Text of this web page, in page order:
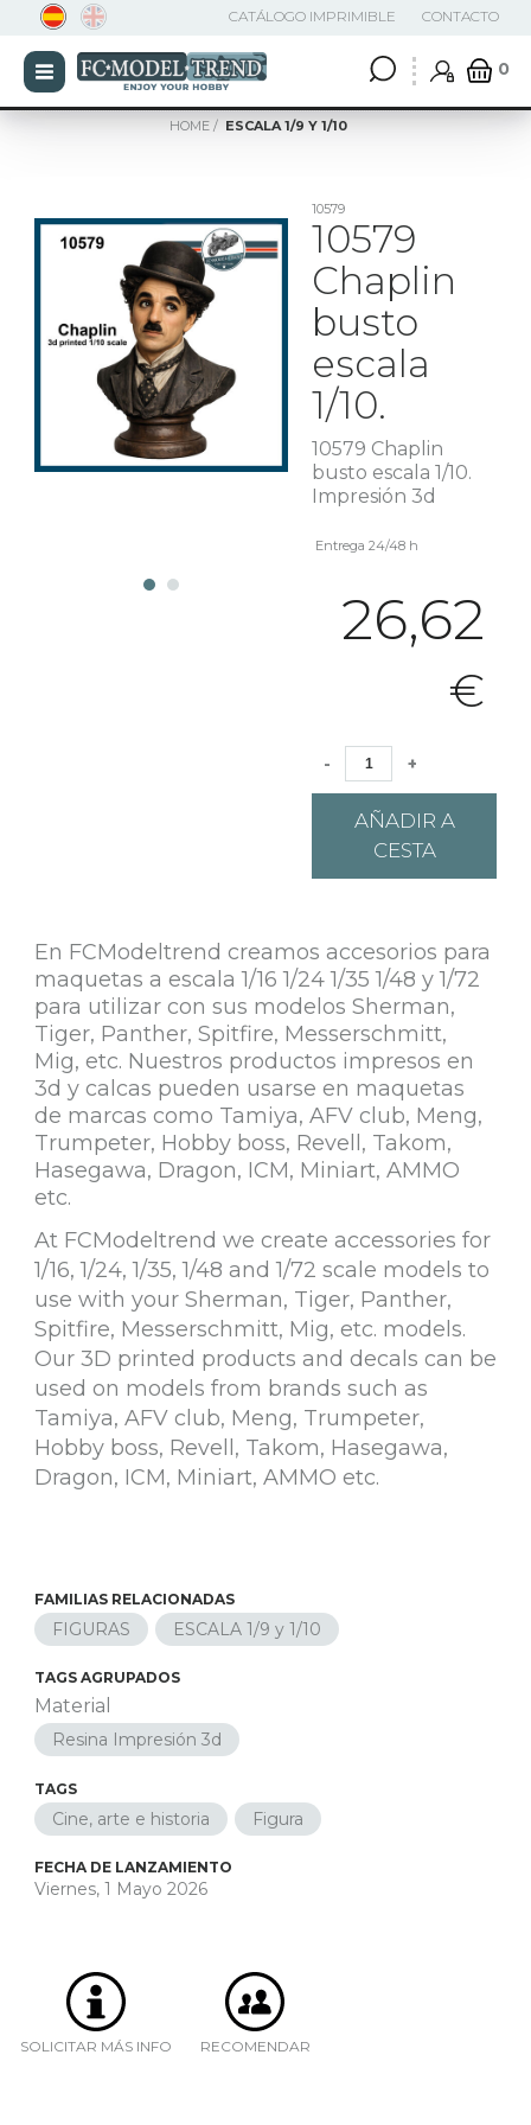
0
CATÁLOGO IMPRIMIBLE CONTACTO
HOME ESCALA 1/9 Y 1/10
10579
10579
Chaplin
busto
escala
1/10.
10579 Chaplin
busto escala 1/10.
Impresión 3d
Entrega 24/48 h
26,62
€
- +
AÑADIR A
CESTA
En FCModeltrend creamos accesorios para
maquetas a escala 1/16 1/24 1/35 1/48 y 1/72
para utilizar con sus modelos Sherman,
Tiger, Panther, Spitfire, Messerschmitt,
Mig, etc. Nuestros productos impresos en
3d y calcas pueden usarse en maquetas
de marcas como Tamiya, AFV club, Meng,
Trumpeter, Hobby boss, Revell, Takom,
Hasegawa, Dragon, ICM, Miniart, AMMO
etc.
At FCModeltrend we create accessories for
1/16, 1/24, 1/35, 1/48 and 1/72 scale models to
use with your Sherman, Tiger, Panther,
Spitfire, Messerschmitt, Mig, etc. models.
Our 3D printed products and decals can be
used on models from brands such as
Tamiya, AFV club, Meng, Trumpeter,
Hobby boss, Revell, Takom, Hasegawa,
Dragon, ICM, Miniart, AMMO etc.
FAMILIAS RELACIONADAS
FIGURAS ESCALA 1/9 y 1/10
TAGS AGRUPADOS
Material
Resina Impresión 3d
TAGS
Cine, arte e historia Figura
FECHA DE LANZAMIENTO
Viernes, 1 Mayo 2026
SOLICITAR MÁS INFO RECOMENDAR